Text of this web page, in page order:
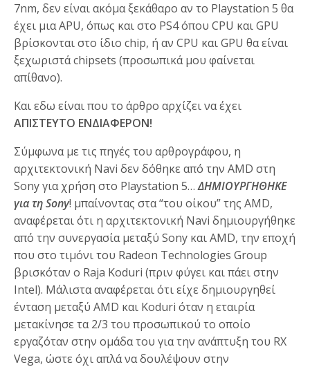
7nm, δεν είναι ακόμα ξεκάθαρο αν το Playstation 5 θα
έχει μια APU, όπως και στο PS4 όπου CPU και GPU
βρίσκονται στο ίδιο chip, ή αν CPU και GPU θα είναι
ξεχωριστά chipsets (προσωπικά μου φαίνεται
απίθανο).
Και εδω είναι που το άρθρο αρχίζει να έχει
ΑΠΙΣΤΕΥΤΟ ΕΝΔΙΑΦΕΡΟΝ!
Σύμφωνα με τις πηγές του αρθρογράφου, η
αρχιτεκτονική Navi δεν δόθηκε από την AMD στη
Sony για χρήση στο Playstation 5…ΔΗΜΙΟΥΡΓΗΘΗΚΕ
για τη Sony! μπαίνοντας στα “του οίκου” της AMD,
αναφέρεται ότι η αρχιτεκτονική Navi δημιουργήθηκε
από την συνεργασία μεταξύ Sony και AMD, την εποχή
που στο τιμόνι του Radeon Technologies Group
βρισκόταν ο Raja Koduri (πριν φύγει και πάει στην
Intel). Μάλιστα αναφέρεται ότι είχε δημιουργηθεί
ένταση μεταξύ AMD και Koduri όταν η εταιρία
μετακίνησε τα 2/3 του προσωπικού το οποίο
εργαζόταν στην ομάδα του για την ανάπτυξη του RX
Vega, ώστε όχι απλά να δουλέψουν στην